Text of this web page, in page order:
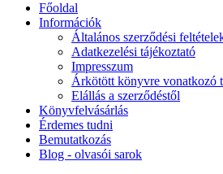
Főoldal
Információk
Általános szerződési
Adatkezelési tájékoztató
Impresszum
Árkötött könyvre vonatkozó
Elállás a szerződéstől
Könyvfelvásárlás
Érdemes tudni
Bemutatkozás
Blog - olvasói sarok